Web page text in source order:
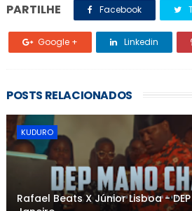
PARTILHE Facebook
Google + Linkedin
POSTS RELACIONADOS
KUDURO
Rafael Beats X Júnior Lisboa -